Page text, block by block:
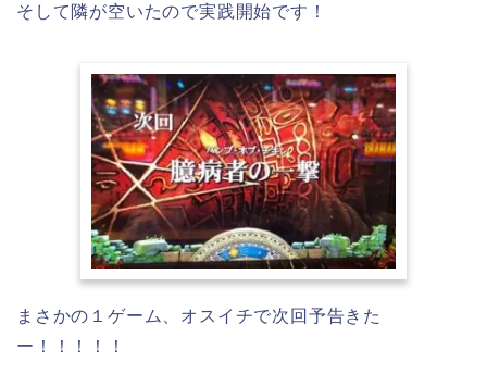
そして隣が空いたので実践開始です！
まさかの１ゲーム、オスイチで次回予告きた
ー！！！！！